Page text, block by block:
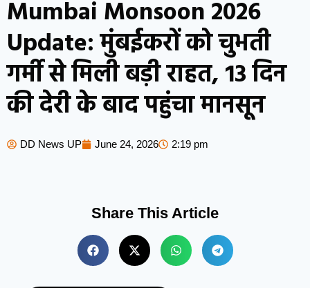
Mumbai Monsoon 2026
Update: मुंबईकरों को चुभती
गर्मी से मिली बड़ी राहत, 13 दिन
की देरी के बाद पहुंचा मानसून
DD News UP June 24, 2026 2:19 pm
Share This Article